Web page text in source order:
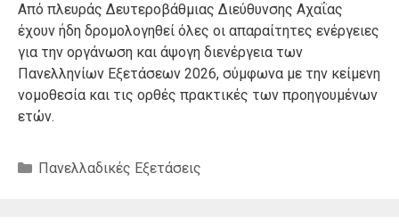
Από πλευράς Δευτεροβάθμιας Διεύθυνσης Αχαΐας
έχουν ήδη δρομολογηθεί όλες οι απαραίτητες ενέργειες
για την οργάνωση και άψογη διενέργεια των
Πανελληνίων Εξετάσεων 2026, σύμφωνα με την κείμενη
νομοθεσία και τις ορθές πρακτικές των προηγουμένων
ετών.
Κατηγορίες
Πανελλαδικές Εξετάσεις